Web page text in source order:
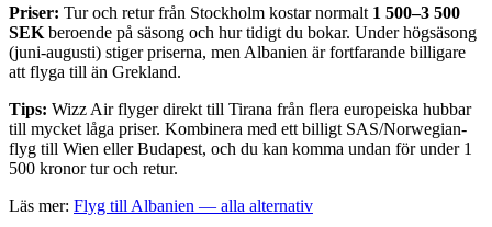
Priser: Tur och retur från Stockholm kostar normalt 1 500–3 500
SEK beroende på säsong och hur tidigt du bokar. Under högsäsong
(juni-augusti) stiger priserna, men Albanien är fortfarande billigare
att flyga till än Grekland.
Tips: Wizz Air flyger direkt till Tirana från flera europeiska hubbar
till mycket låga priser. Kombinera med ett billigt SAS/Norwegian-
flyg till Wien eller Budapest, och du kan komma undan för under 1
500 kronor tur och retur.
Läs mer: Flyg till Albanien — alla alternativ